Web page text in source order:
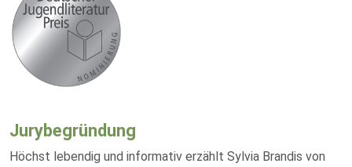
Jurybegründung
Höchst lebendig und informativ erzählt Sylvia Brandis von